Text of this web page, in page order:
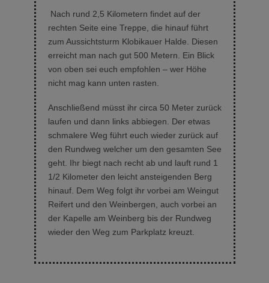
Nach rund 2,5 Kilometern findet auf der
rechten Seite eine Treppe, die hinauf führt
zum Aussichtsturm Klobikauer Halde. Diesen
erreicht man nach gut 500 Metern. Ein Blick
von oben sei euch empfohlen – wer Höhe
nicht mag kann unten rasten.
Anschließend müsst ihr circa 50 Meter zurück
laufen und dann links abbiegen. Der etwas
schmalere Weg führt euch wieder zurück auf
den Rundweg welcher um den gesamten See
geht. Ihr biegt nach recht ab und lauft rund 1
1/2 Kilometer den leicht ansteigenden Berg
hinauf. Dem Weg folgt ihr vorbei am Weingut
Reifert und den Weinbergen, auch vorbei an
der Kapelle am Weinberg bis der Rundweg
wieder den Weg zum Parkplatz kreuzt.